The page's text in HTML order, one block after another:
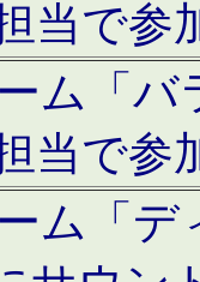
当で参
ム「
当で参
ム「